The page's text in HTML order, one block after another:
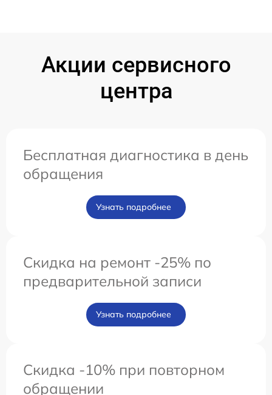
Акции сервисного
центра
Бесплатная диагностика в день
обращения
Узнать подробнее
Скидка на ремонт -25% по
предварительной записи
Узнать подробнее
Скидка -10% при повторном
обращении